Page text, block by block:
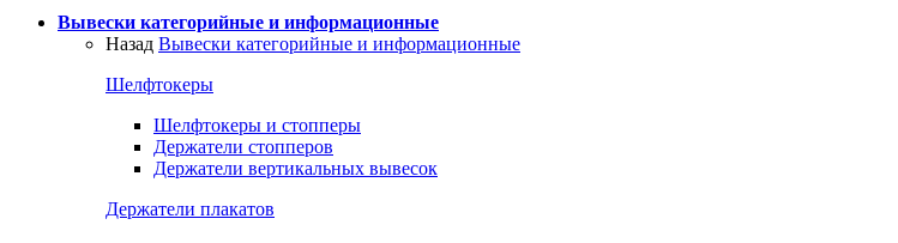
Вывески категорийные и информационные
Назад Вывески категорийные и информационные
Шелфтокеры
Шелфтокеры и стопперы
Держатели стопперов
Держатели вертикальных вывесок
Держатели плакатов